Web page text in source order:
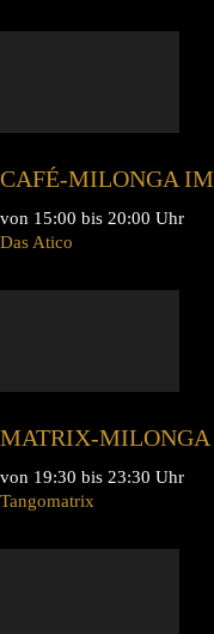
CAFÉ-MILONGA
von 15:00 bis 20:00 Uhr
Das Atico
MATRIX-
von 19:30 bis 23:30 Uhr
Tangomatrix